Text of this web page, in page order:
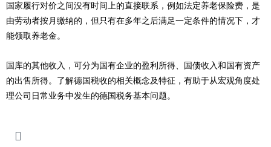
国家履行对价之间没有时间上的直接联系，例如法定养老保险费，是
由劳动者按月缴纳的，但只有在多年之后满足一定条件的情况下，才
能领取养老金。
国库的其他收入，可分为国有企业的盈利所得、国债收入和国有资产
的出售所得。了解德国税收的相关概念及特征，有助于从宏观角度处
理公司日常业务中发生的德国税务基本问题。